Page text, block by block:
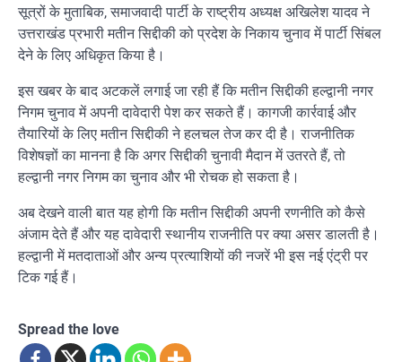
सूत्रों के मुताबिक, समाजवादी पार्टी के राष्ट्रीय अध्यक्ष अखिलेश यादव ने
उत्तराखंड प्रभारी मतीन सिद्दीकी को प्रदेश के निकाय चुनाव में पार्टी सिंबल
देने के लिए अधिकृत किया है।
इस खबर के बाद अटकलें लगाई जा रही हैं कि मतीन सिद्दीकी हल्द्वानी नगर
निगम चुनाव में अपनी दावेदारी पेश कर सकते हैं। कागजी कार्रवाई और
तैयारियों के लिए मतीन सिद्दीकी ने हलचल तेज कर दी है। राजनीतिक
विशेषज्ञों का मानना है कि अगर सिद्दीकी चुनावी मैदान में उतरते हैं, तो
हल्द्वानी नगर निगम का चुनाव और भी रोचक हो सकता है।
अब देखने वाली बात यह होगी कि मतीन सिद्दीकी अपनी रणनीति को कैसे
अंजाम देते हैं और यह दावेदारी स्थानीय राजनीति पर क्या असर डालती है।
हल्द्वानी में मतदाताओं और अन्य प्रत्याशियों की नजरें भी इस नई एंट्री पर
टिक गई हैं।
Spread the love